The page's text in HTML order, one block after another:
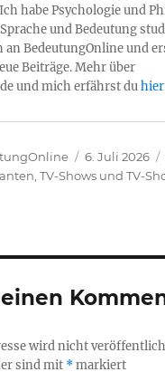
habe Psychologie und
und Bedeutung
an BedeutungOnline und
Beiträge. Mehr über
und mich erfährst duhier
Veröffentlicht
am
6. Juli 2026
,TV-Shows und TV-
wird nicht
sind mit *markiert